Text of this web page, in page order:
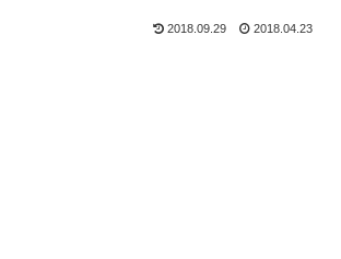
2018.09.29 2018.04.23